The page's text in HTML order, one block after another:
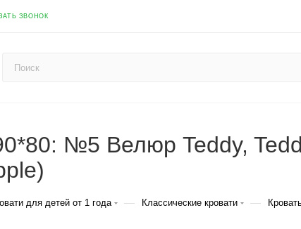
ЗВОНОК
№5 Велюр Teddy,
для детей от 1 года — Классические кровати —